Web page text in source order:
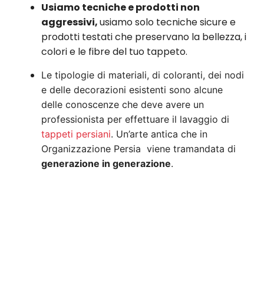
Usiamo tecniche e prodotti non
aggressivi,usiamo solo tecniche sicure e
prodotti testati che preservano la bellezza, i
colori e le fibre del tuo tappeto.
Le tipologie di materiali, di coloranti, dei nodi
e delle decorazioni esistenti sono alcune
delle conoscenze che deve avere un
professionista per effettuare il lavaggio di
tappeti persiani. Un’arte antica che in
Organizzazione Persia viene tramandata di
generazione in generazione.